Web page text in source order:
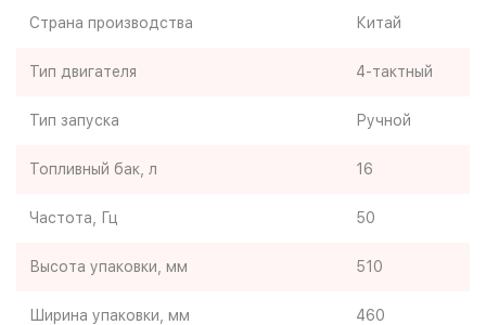
Страна производства Китай
Тип двигателя 4-тактный
Тип запуска Ручной
Топливный бак, л 16
Частота, Гц 50
Высота упаковки, мм 510
Ширина упаковки, мм 460